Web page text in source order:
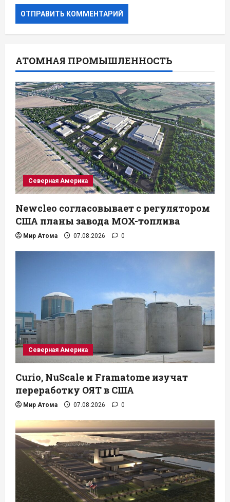
АТОМНАЯ ПРОМЫШЛЕННОСТЬ
Северная Америка
Newcleo согласовывает с регулятором
США планы завода MOX-топлива
Мир Атома 07.08.2026 0
Северная Америка
Curio, NuScale и Framatome изучат
переработку ОЯТ в США
Мир Атома 07.08.2026 0